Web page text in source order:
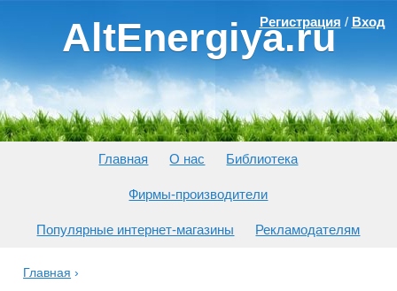
AltEnergiya.ru
Регистрация / Вход
Главная О нас Библиотека
Фирмы-производители
Популярные интернет-магазины Рекламодателям
Главная ›